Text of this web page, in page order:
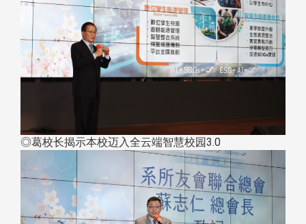
◎葛校长揭示本校迈入全云端智慧校园3.0